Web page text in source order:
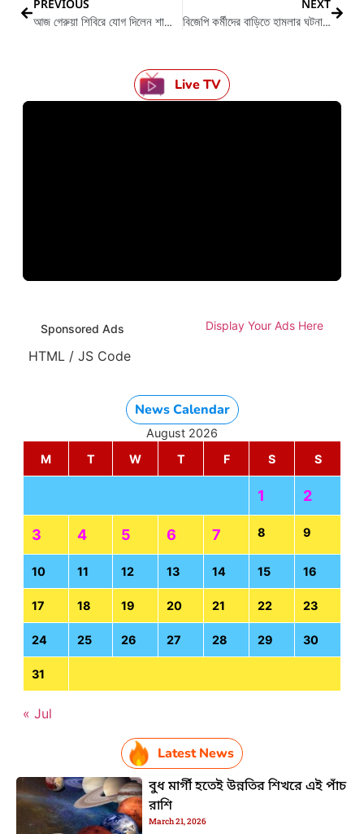
PREVIOUS
আজ গেরুয়া শিবিরে যোগ দিলেন শান্তিপুরের তৃণমূল বিধায়ক
NEXT
বিজেপি কর্মীদের বাড়িতে হামলার ঘটনায় উত্তপ্ত পটাশপু্র
Live TV
Sponsored Ads Display Your Ads Here
HTML / JS Code
News Calendar
August 2026
M
T W T F S S
1 2
3 4 5 6 7 8 9
10 11 12 13 14 15 16
17 18 19 20 21 22 23
24 25 26 27 28 29 30
31
« Jul
Latest News
বুধ মার্গী হতেই উন্নতির শিখরে এই পাঁচ
রাশি
March 21, 2026